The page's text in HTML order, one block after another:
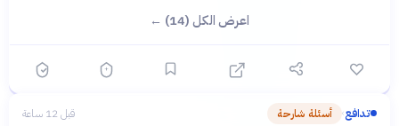
اعرض الكل (14) ←
تدافع› أسئلة شارحة قبل 12 ساعة